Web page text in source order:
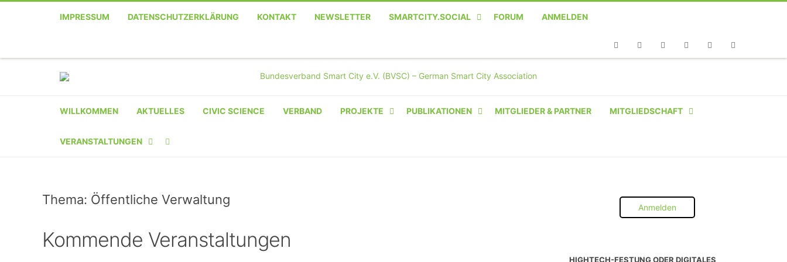
IMPRESSUM DATENSCHUTZERKLÄRUNG KONTAKT NEWSLETTER SMARTCITY.SOCIAL FORUM ANMELDEN
WILLKOMMEN AKTUELLES CIVIC SCIENCE VERBAND PROJEKTE PUBLIKATIONEN MITGLIEDER & PARTNER MITGLIEDSCHAFT
INSTITUTION
VERANSTALTUNGEN
VERANSTALTER-
VERANSTALTUNG
Thema: Öffentliche Verwaltung
Kommende Veranstaltungen
Anmelden
HIGHTECH-FESTUNG ODER DIGITALES